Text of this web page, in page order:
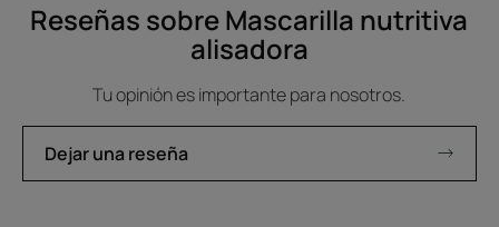
Reseñas sobre Mascarilla nutritiva
alisadora
Tu opinión es importante para nosotros.
Dejar una reseña